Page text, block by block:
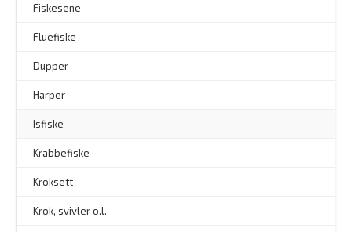
Fiskesene
Fluefiske
Dupper
Harper
Isfiske
Krabbefiske
Kroksett
Krok, svivler o.l.